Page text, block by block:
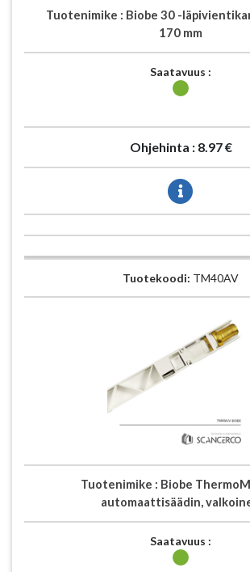
Tuotenimike : Biobe 30 -
170 mm
Saatavuus :
Ohjehinta : 8.97 €
Tuotekoodi: TM40AV
Tuotenimike : Biobe
automaattisäädin,
Saatavuus :